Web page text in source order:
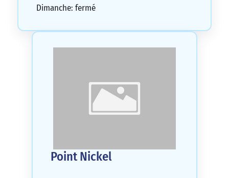
Dimanche: fermé
Point Nickel